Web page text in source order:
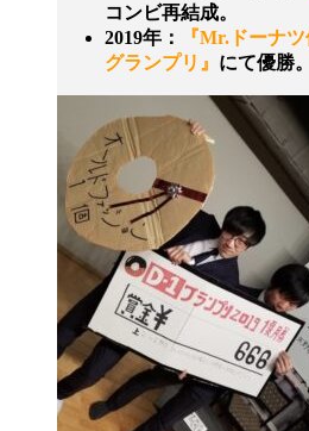
コンビ再結成。
2019年：
『Mr.ドーナ
グランプリ』 にて優勝。